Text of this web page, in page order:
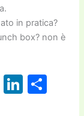
in pratica?
box? non è
Li C